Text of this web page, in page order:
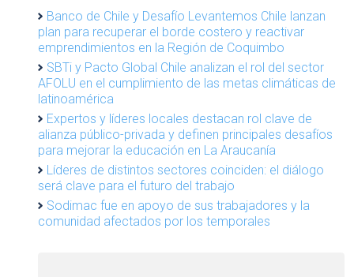
Banco de Chile y Desafío Levantemos Chile lanzan
plan para recuperar el borde costero y reactivar
emprendimientos en la Región de Coquimbo
SBTi y Pacto Global Chile analizan el rol del sector
AFOLU en el cumplimiento de las metas climáticas de
latinoamérica
Expertos y líderes locales destacan rol clave de
alianza público-privada y definen principales desafíos
para mejorar la educación en La Araucanía
Líderes de distintos sectores coinciden: el diálogo
será clave para el futuro del trabajo
Sodimac fue en apoyo de sus trabajadores y la
comunidad afectados por los temporales